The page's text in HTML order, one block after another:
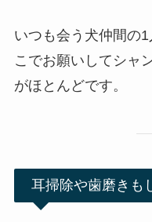
いつも会う犬仲間の
こでお願いしてシャ
がほとんどです。
耳掃除や歯磨きも